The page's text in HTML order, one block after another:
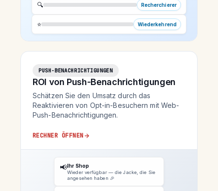
🔍 Recherchierer
⭐ Wiederkehrend
PUSH-BENACHRICHTIGUNGEN
ROI von Push-Benachrichtigungen
Schätzen Sie den Umsatz durch das
Reaktivieren von Opt-in-Besuchern mit Web-
Push-Benachrichtigungen.
RECHNER ÖFFNEN
📢Ihr Shop
Wieder verfügbar — die Jacke, die Sie
angesehen haben 🎉